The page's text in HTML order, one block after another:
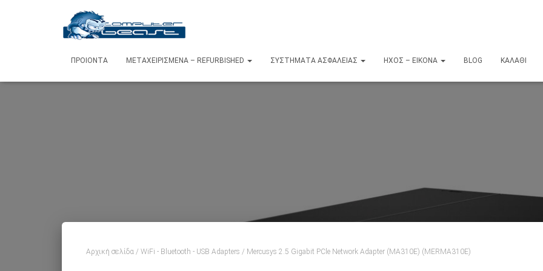
ΠΡΟΙΌΝΤΑ ΜΕΤΑΧΕΙΡΙΣΜΈΝΑ – REFURBISHED ΣΥΣΤΉΜΑΤΑ ΑΣΦΑΛΕΊΑΣ ΉΧΟΣ – ΕΙΚΌΝΑ BLOG ΚΑΛΆΘΙ
Αρχική σελίδα / WiFi - Bluetooth - USB Adapters / Mercusys 2.5 Gigabit PCle Network Adapter (MA310E) (MERMA310E)